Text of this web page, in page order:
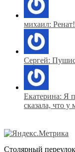
михаил:
Сергей:
Екатерина: Я
сказала, что у
Столярный